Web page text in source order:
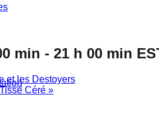
min - 21 h 00 min
et les Destoyers
Céré »